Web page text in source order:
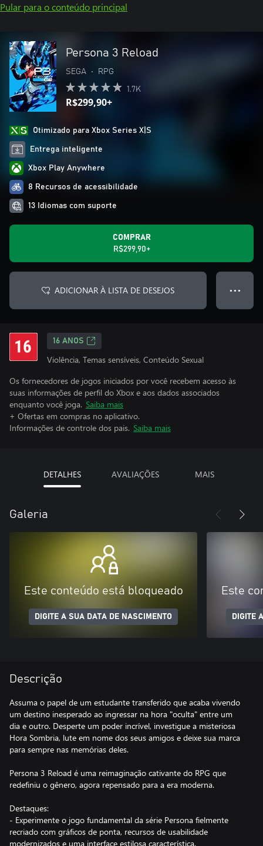
Pular para o conteúdo principal
Persona 3 Reload
SEGA • RPG
1.7K
R$299,90+
Otimizado para Xbox Series X|S
Entrega inteligente
Xbox Play Anywhere
8 Recursos de acessibilidade
13 Idiomas com suporte
COMPRAR
R$299,90+
ADICIONAR À LISTA DE DESEJOS ● ● ●
16 ANOS
Violência, Temas sensíveis, Conteúdo Sexual
Os fornecedores de jogos iniciados por você recebem acesso às
suas informações de perfil do Xbox e aos dados associados
enquanto você joga. Saiba mais
+ Ofertas em compras no aplicativo.
Informações de controle dos pais. Saiba mais
DETALHES AVALIAÇÕES MAIS
Galeria
Este conteúdo está bloqueado
DIGITE A SUA DATA DE NASCIMENTO
Este
DIGITE
Descrição
Assuma o papel de um estudante transferido que acaba vivendo
um destino inesperado ao ingressar na hora "oculta" entre um
dia e outro. Desperte um poder incrível, investigue a misteriosa
Hora Sombria, lute em nome dos seus amigos e deixe sua marca
para sempre nas memórias deles.
Persona 3 Reload é uma reimaginação cativante do RPG que
redefiniu o gênero, agora repensado para a era moderna.
Destaques:
- Experimente o jogo fundamental da série Persona fielmente
recriado com gráficos de ponta, recursos de usabilidade
modernizados e uma interface estilosa característica.